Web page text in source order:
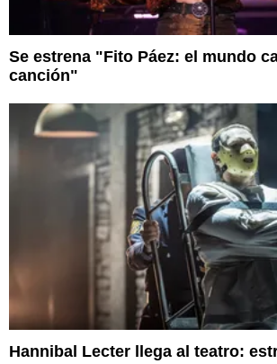
Se estrena "Fito Páez: el mundo
canción"
Hannibal Lecter llega al teatro: